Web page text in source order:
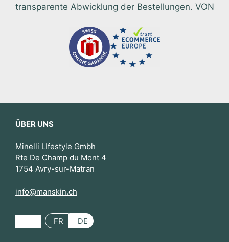
transparente Abwicklung der Bestellungen. VON
ÜBER UNS
Minelli LIfestyle Gmbh
Rte De Champ du Mont 4
1754 Avry-sur-Matran
info@manskin.ch
FR DE